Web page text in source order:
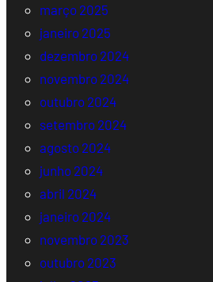
março 2025
janeiro 2025
dezembro 2024
novembro 2024
outubro 2024
setembro 2024
agosto 2024
junho 2024
abril 2024
janeiro 2024
novembro 2023
outubro 2023